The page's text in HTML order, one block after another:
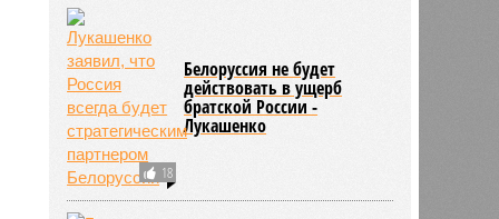
Централ Партнершип
Белоруссия не будет